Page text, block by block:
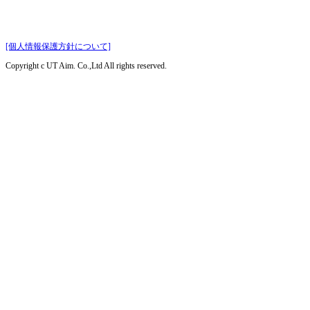
[個人情報保護方針について]
Copyright c UT Aim. Co.,Ltd All rights reserved.